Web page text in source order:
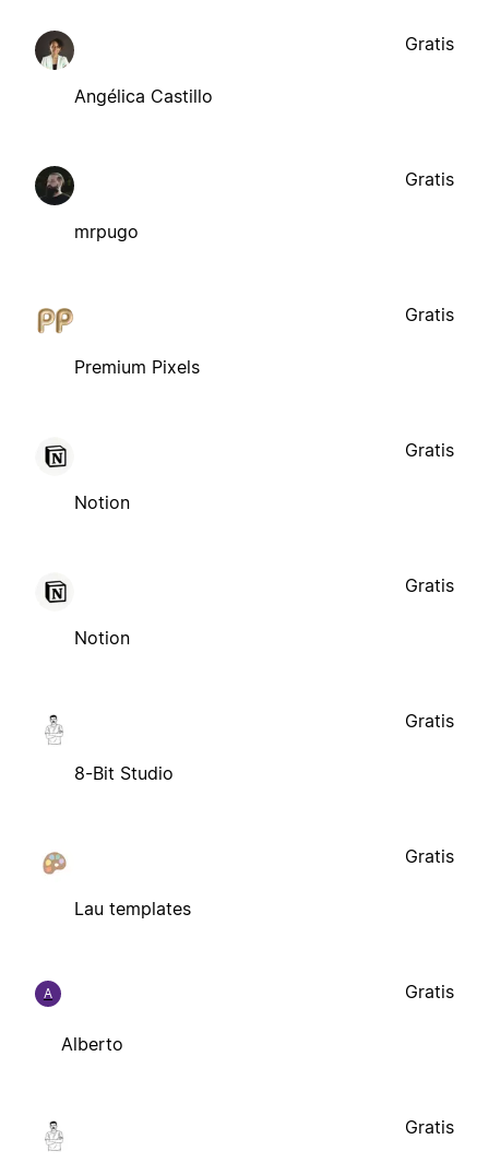
Angélica Castillo
Gratis
mrpugo
Gratis
Premium Pixels
Gratis
Notion
Gratis
Notion
Gratis
8-Bit Studio
Gratis
Lau templates
Gratis
A
Alberto
Gratis
Gratis